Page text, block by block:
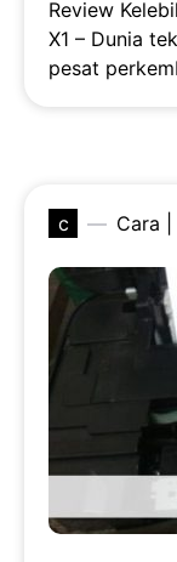
Review
X1 – Dunia
pesat
c Cara